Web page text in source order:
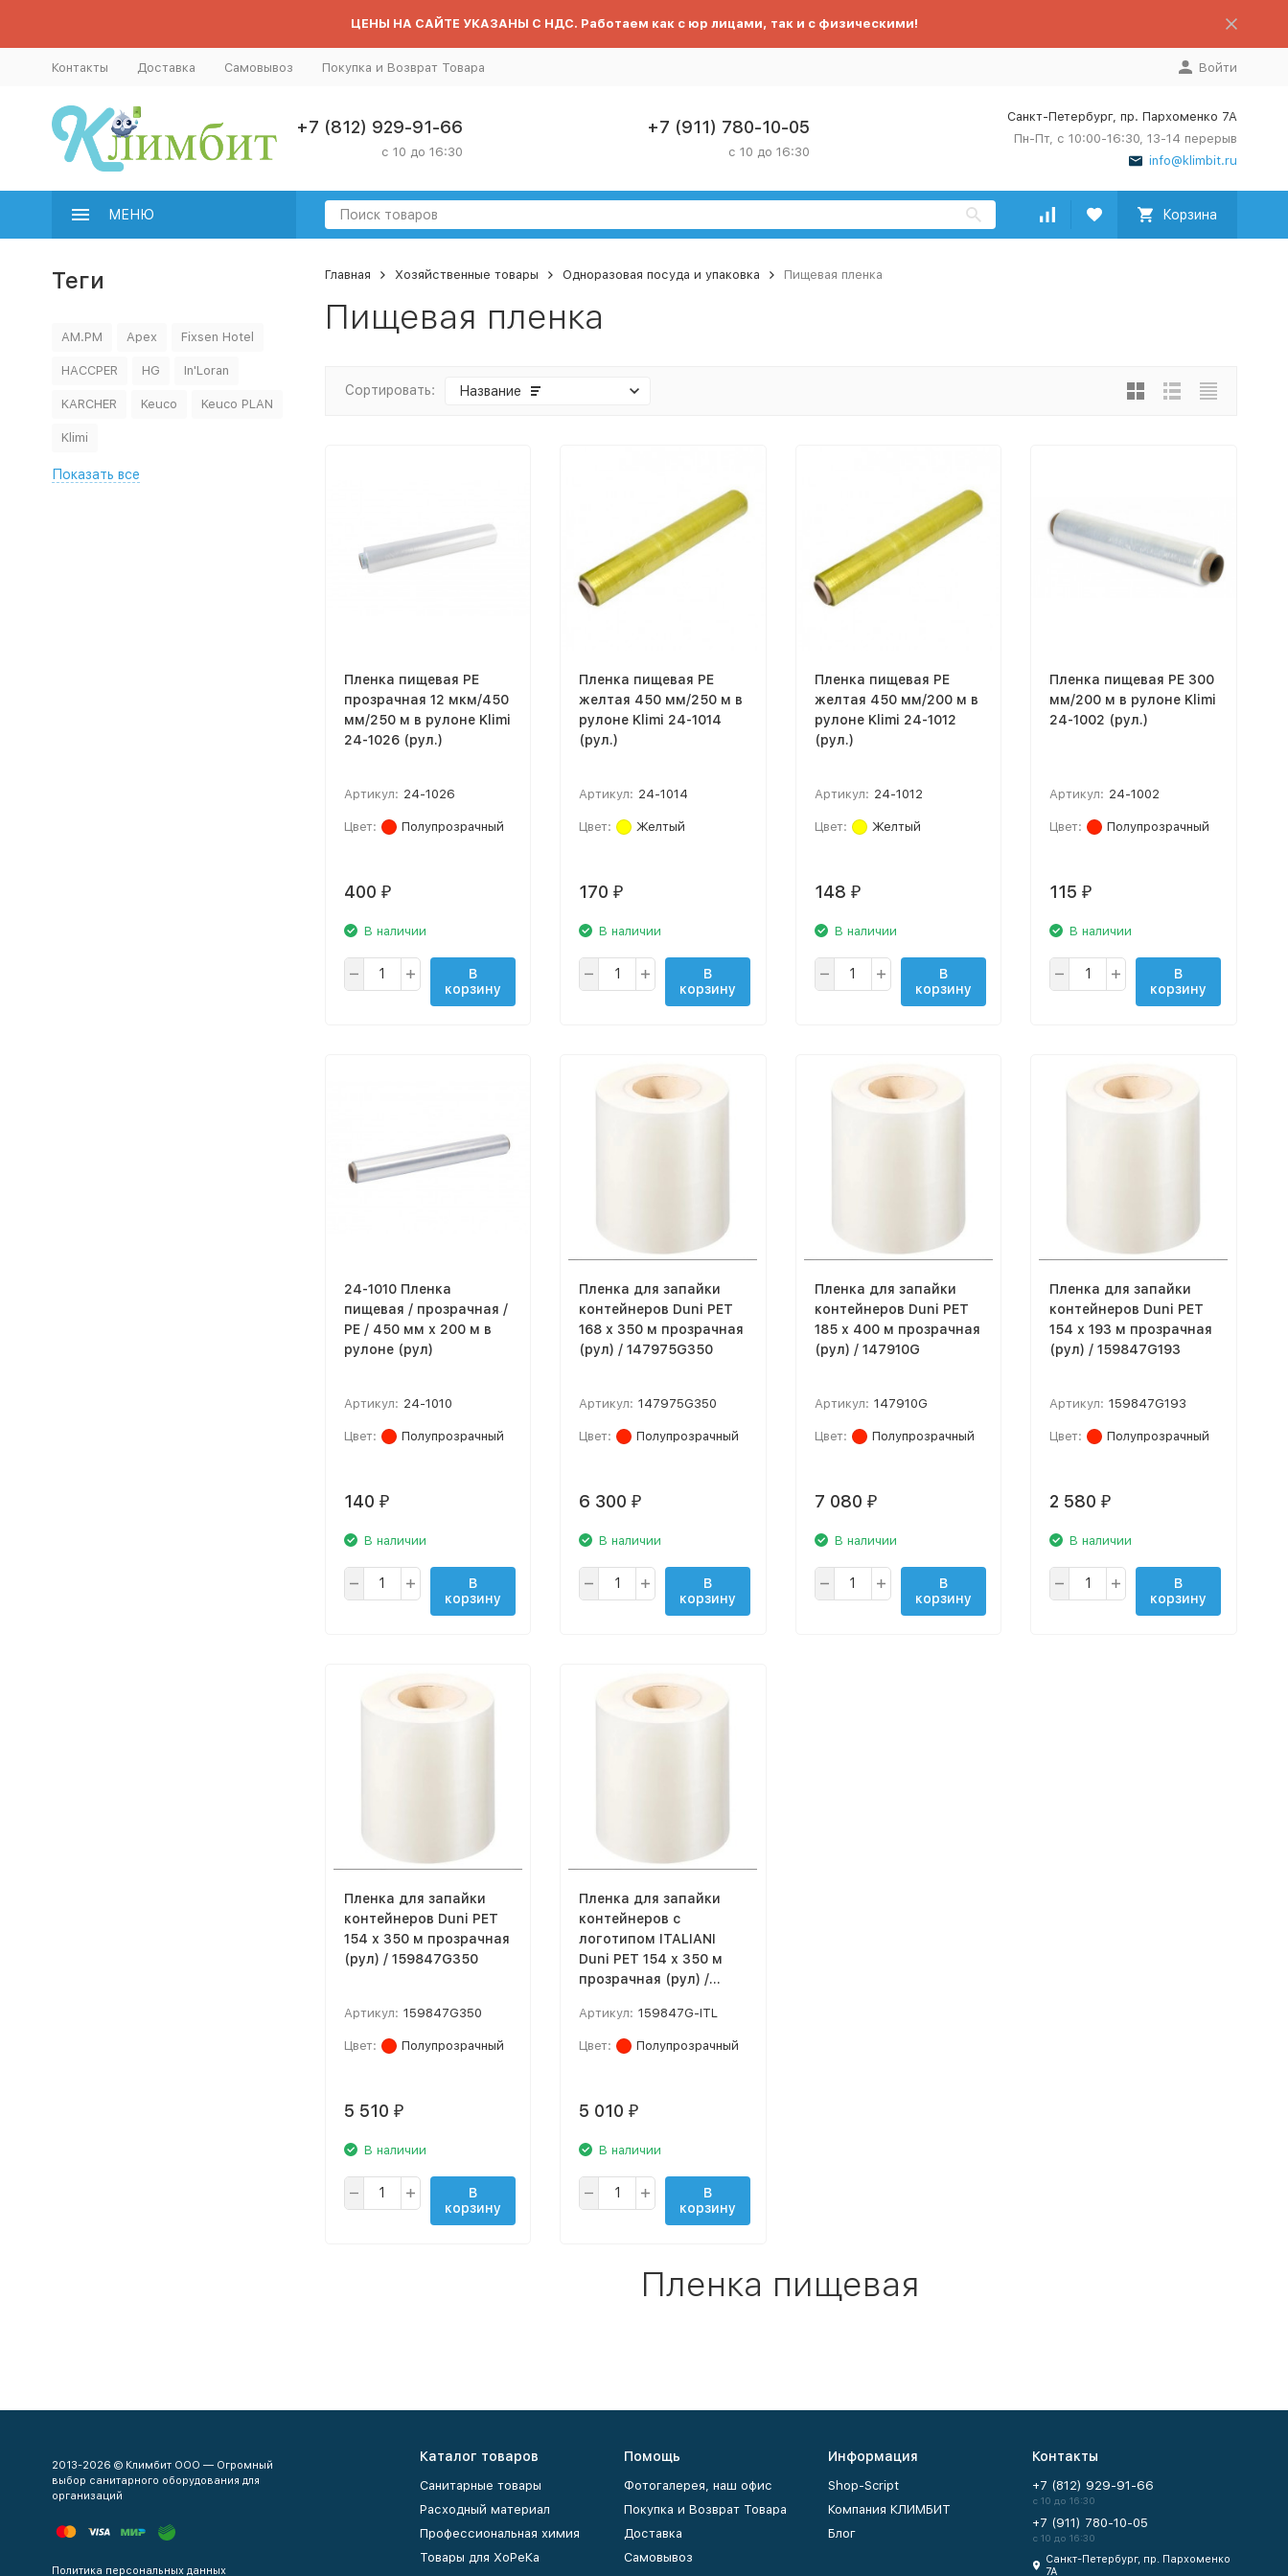
ЦЕНЫ НА САЙТЕ УКАЗАНЫ С НДС. Работаем как с юр лицами, так и с физическими!
Контакты Доставка Самовывоз Покупка и Возврат Товара Войти
+7 (812) 929-91-66
с 10 до 16:30
+7 (911) 780-10-05
с 10 до 16:30
Санкт-Петербург, пр. Пархоменко 7А
Пн-Пт, с 10:00-16:30, 13-14 перерыв
info@klimbit.ru
МЕНЮ Корзина
Главная Хозяйственные товары Одноразовая посуда и упаковка Пищевая пленка
Пищевая пленка
Сортировать: Название
Пленка пищевая PE
прозрачная 12 мкм/450
мм/250 м в рулоне Klimi
24-1026 (рул.)
Артикул: 24-1026
Цвет: Полупрозрачный
400 ₽
В наличии
В
корзину
Пленка пищевая PE
желтая 450 мм/250 м в
рулоне Klimi 24-1014
(рул.)
Артикул: 24-1014
Цвет: Желтый
170 ₽
В наличии
В
корзину
Пленка пищевая PE
желтая 450 мм/200 м в
рулоне Klimi 24-1012
(рул.)
Артикул: 24-1012
Цвет: Желтый
148 ₽
В наличии
В
корзину
Пленка пищевая PE 300
мм/200 м в рулоне Klimi
24-1002 (рул.)
Артикул: 24-1002
Цвет: Полупрозрачный
115 ₽
В наличии
В
корзину
24-1010 Пленка
пищевая / прозрачная /
PE / 450 мм х 200 м в
рулоне (рул)
Артикул: 24-1010
Цвет: Полупрозрачный
140 ₽
В наличии
В
корзину
Пленка для запайки
контейнеров Duni PET
168 х 350 м прозрачная
(рул) / 147975G350
Артикул: 147975G350
Цвет: Полупрозрачный
6 300 ₽
В наличии
В
корзину
Пленка для запайки
контейнеров Duni PET
185 х 400 м прозрачная
(рул) / 147910G
Артикул: 147910G
Цвет: Полупрозрачный
7 080 ₽
В наличии
В
корзину
Пленка для запайки
контейнеров Duni PET
154 х 193 м прозрачная
(рул) / 159847G193
Артикул: 159847G193
Цвет: Полупрозрачный
2 580 ₽
В наличии
В
корзину
Пленка для запайки
контейнеров Duni PET
154 х 350 м прозрачная
(рул) / 159847G350
Артикул: 159847G350
Цвет: Полупрозрачный
5 510 ₽
В наличии
В
корзину
Пленка для запайки
контейнеров с
логотипом ITALIANI
Duni PET 154 х 350 м
прозрачная (рул) /
Артикул: 159847G-ITL
Цвет: Полупрозрачный
5 010 ₽
В наличии
В
корзину
Пленка пищевая
Теги
AM.PM Apex Fixsen Hotel
HACCPER HG In'Loran
KARCHER Keuco Keuco PLAN
Klimi
Показать все
2013-2026 © Климбит ООО — Огромный
выбор санитарного оборудования для
организаций
Политика персональных данных
Каталог товаров
Санитарные товары
Расходный материал
Профессиональная химия
Товары для ХоРеКа
Помощь
Фотогалерея, наш офис
Покупка и Возврат Товара
Доставка
Самовывоз
Информация
Shop-Script
Компания КЛИМБИТ
Блог
Контакты
+7 (812) 929-91-66
с 10 до 16:30
+7 (911) 780-10-05
с 10 до 16:30
Санкт-Петербург, пр. Пархоменко
7А